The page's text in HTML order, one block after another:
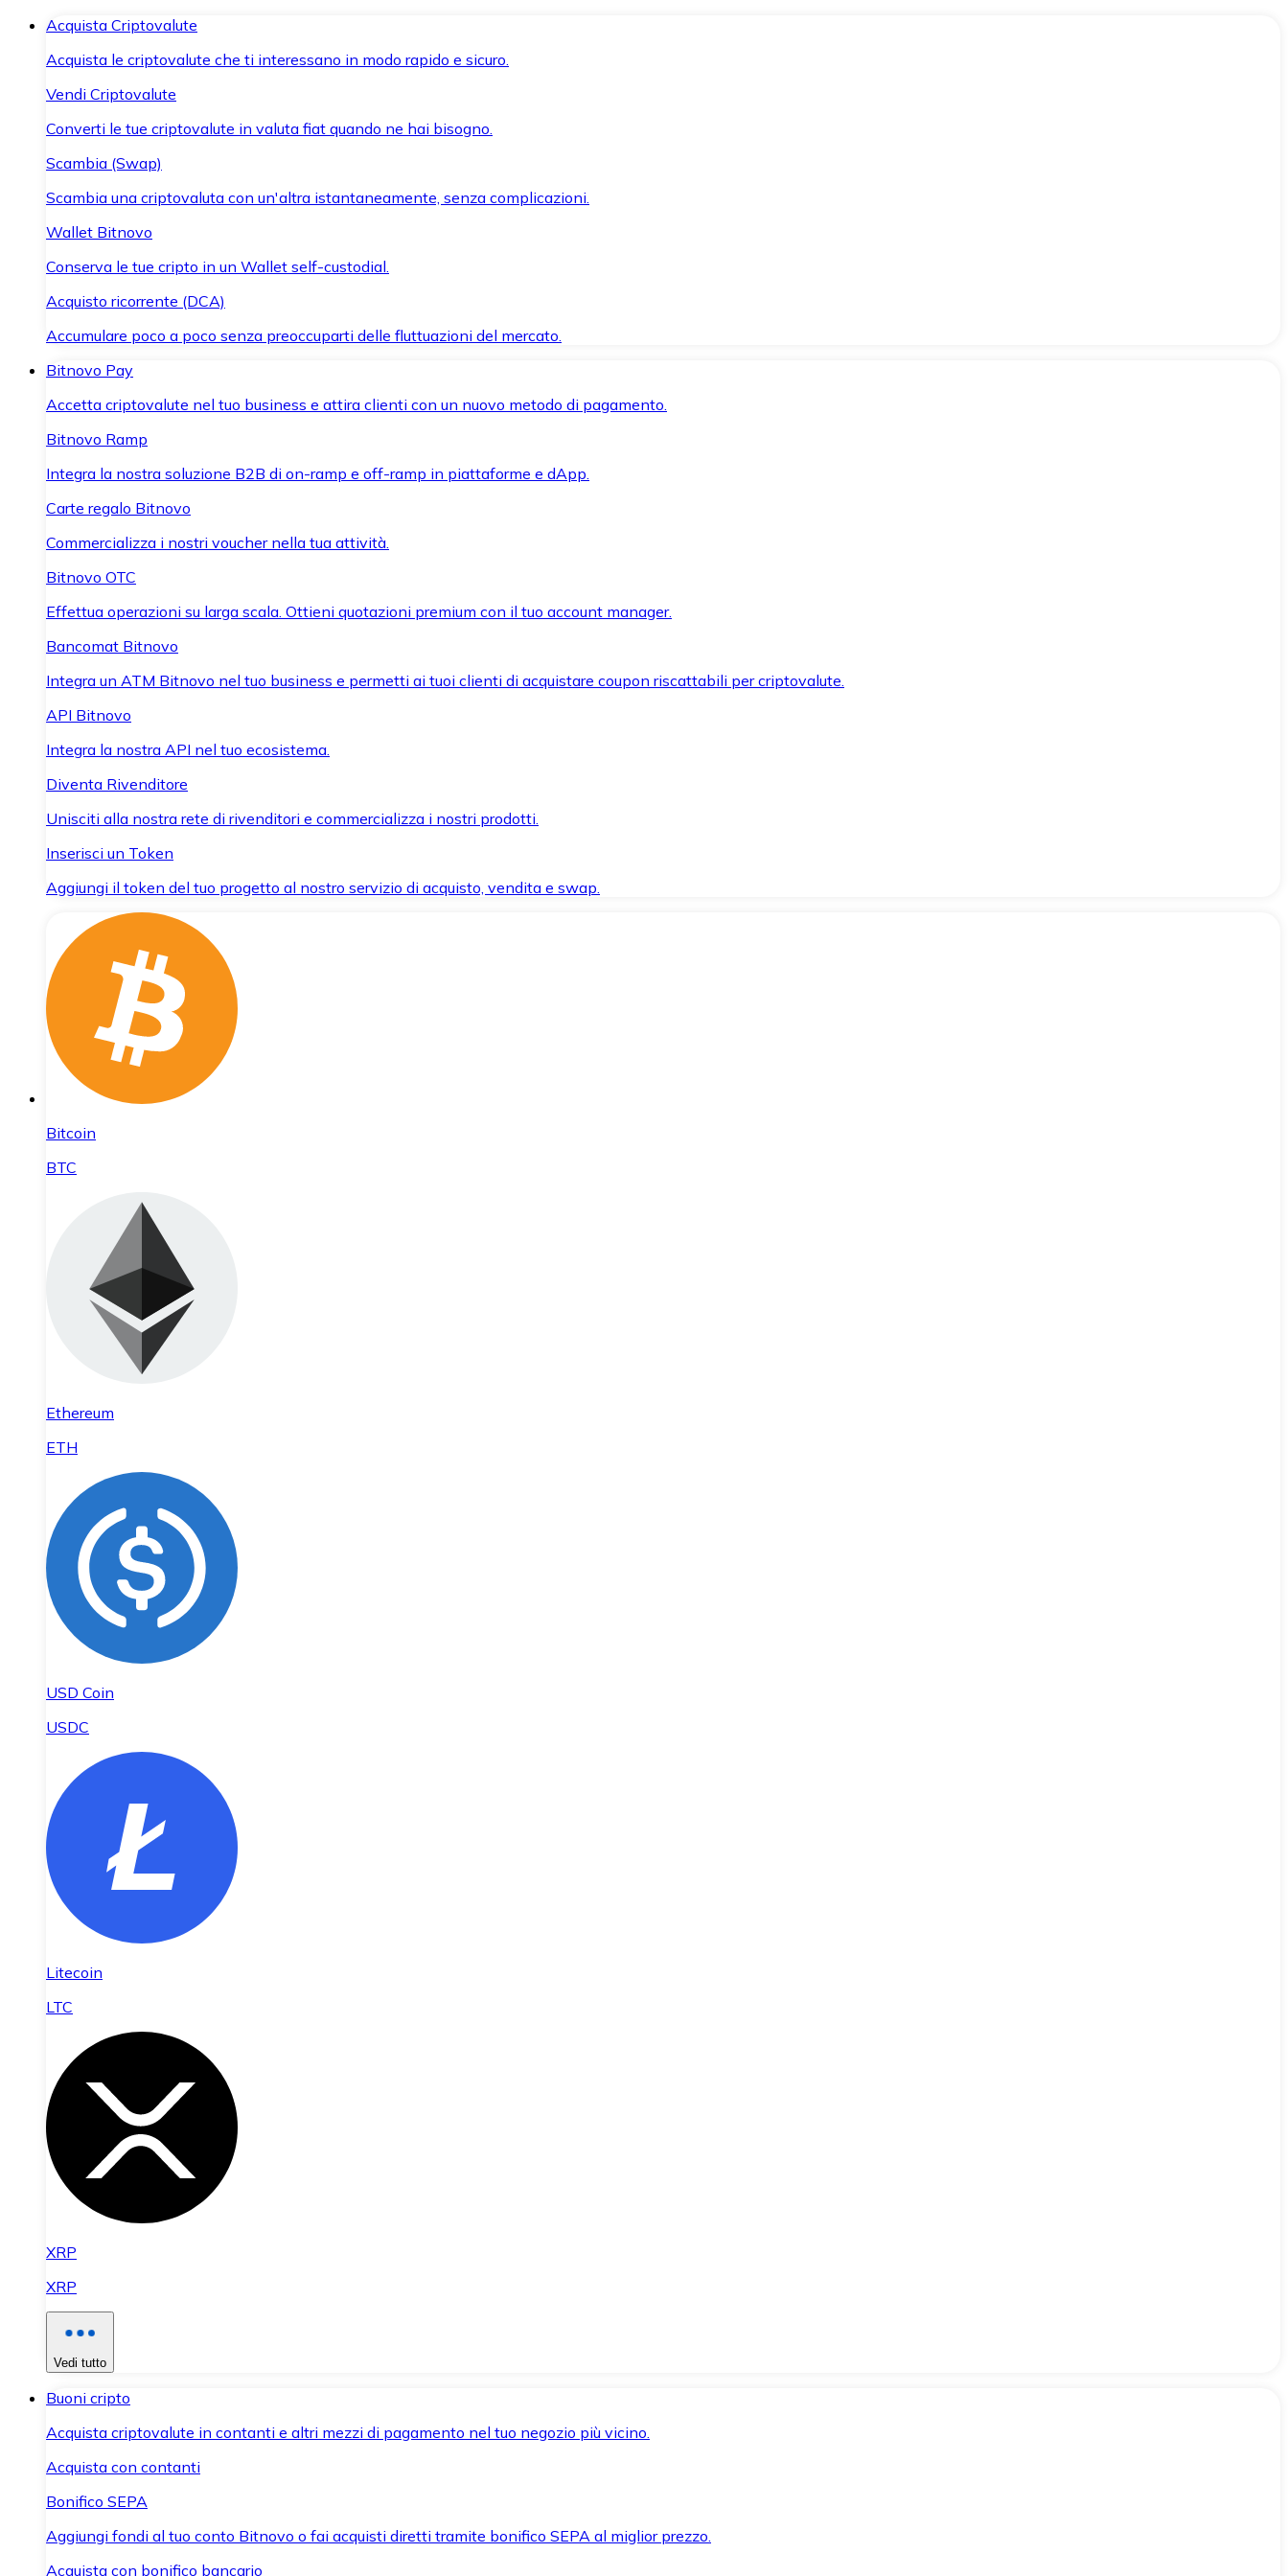
Acquista Criptovalute
Acquista le criptovalute che ti interessano in modo rapido e sicuro.
Vendi Criptovalute
Converti le tue criptovalute in valuta fiat quando ne hai bisogno.
Scambia (Swap)
Scambia una criptovaluta con un'altra istantaneamente, senza complicazioni.
Wallet Bitnovo
Conserva le tue cripto in un Wallet self-custodial.
Acquisto ricorrente (DCA)
Accumulare poco a poco senza preoccuparti delle fluttuazioni del mercato.
Bitnovo Pay
Accetta criptovalute nel tuo business e attira clienti con un nuovo metodo di pagamento.
Bitnovo Ramp
Integra la nostra soluzione B2B di on-ramp e off-ramp in piattaforme e dApp.
Carte regalo Bitnovo
Commercializza i nostri voucher nella tua attività.
Bitnovo OTC
Effettua operazioni su larga scala. Ottieni quotazioni premium con il tuo account manager.
Bancomat Bitnovo
Integra un ATM Bitnovo nel tuo business e permetti ai tuoi clienti di acquistare coupon riscattabili per criptovalute.
API Bitnovo
Integra la nostra API nel tuo ecosistema.
Diventa Rivenditore
Unisciti alla nostra rete di rivenditori e commercializza i nostri prodotti.
Inserisci un Token
Aggiungi il token del tuo progetto al nostro servizio di acquisto, vendita e swap.
Bitcoin
BTC
Ethereum
ETH
USD Coin
USDC
Litecoin
LTC
XRP
XRP
Vedi tutto
Buoni cripto
Acquista criptovalute in contanti e altri mezzi di pagamento nel tuo negozio più vicino.
Acquista con contanti
Bonifico SEPA
Aggiungi fondi al tuo conto Bitnovo o fai acquisti diretti tramite bonifico SEPA al miglior prezzo.
Acquista con bonifico bancario